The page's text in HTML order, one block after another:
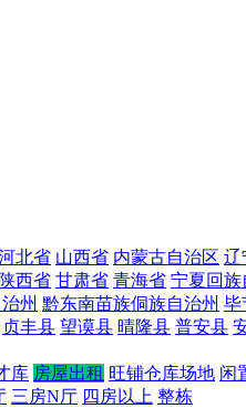
北省 山西省 内蒙古自治区 辽
陕西省 甘肃省 青海省 宁夏回族
州 黔东南苗族侗族自治州 毕
贞丰县 望谟县 晴隆县 普安县
库 房屋出租 旺铺仓库场地 闲
三房N厅 四房以上 整栋